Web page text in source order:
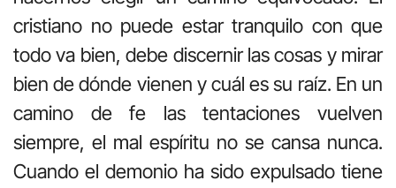
cristiano no puede estar tranquilo con que
todo va bien, debe discernir las cosas y mirar
bien de dónde vienen y cuál es su raíz. En un
camino de fe las tentaciones vuelven
siempre, el mal espíritu no se cansa nunca.
Cuando el demonio ha sido expulsado tiene